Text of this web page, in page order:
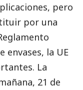
pero
por una
envases, la UE
La
21 de